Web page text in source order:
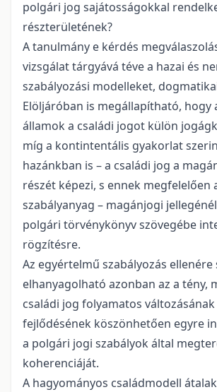
polgári jog sajátosságokkal
részterületének?
A tanulmány e kérdés
vizsgálat tárgyává téve a hazai és
szabályozási modelleket,
Elöljáróban is megállapítható, hogy
államok a családi jogot külön
míg a kontintentális gyakorlat
hazánkban is – a családi jog a
részét képezi, s ennek megfelelően
szabályanyag – magánjogi
polgári törvénykönyv szövegébe
rögzítésre.
Az egyértelmű szabályozás ellenére
elhanyagolható azonban az a tény,
családi jog folyamatos változásának
fejlődésének köszönhetően egyre
a polgári jogi szabályok által
koherenciáját.
A hagyományos családmodell